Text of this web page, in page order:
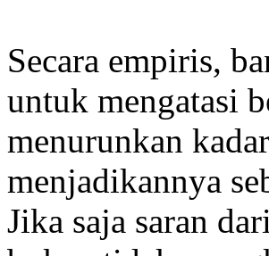
Secara empiris,
untuk mengatasi
menurunkan
menjadikannya
Jika saja saran